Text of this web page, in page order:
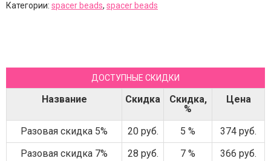
Категории: spacer beads, spacer beads
ДОСТУПНЫЕ СКИДКИ
Название Скидка
Скидка,
%
Цена
Разовая скидка 5% 20 руб. 5 %
374 руб.
Разовая скидка 7%
28 руб. 7 %
366 руб.